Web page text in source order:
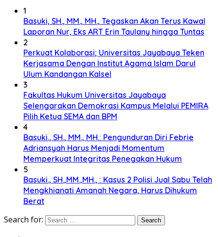
1
Basuki, SH., MM., MH., Tegaskan Akan Terus Kawal
Laporan Nur, Eks ART Erin Taulany hingga Tuntas
2
Perkuat Kolaborasi; Universitas Jayabaya Teken
Kerjasama Dengan Institut Agama Islam Darul
Ulum Kandangan Kalsel
3
Fakultas Hukum Universitas Jayabaya
Selengarakan Demokrasi Kampus Melalui PEMIRA
Pilih Ketua SEMA dan BPM
4
Basuki., SH., MM., MH.: Pengunduran Diri Febrie
Adriansyah Harus Menjadi Momentum
Memperkuat Integritas Penegakan Hukum
5
Basuki., SH.,MM.,MH., : Kasus 2 Polisi Jual Sabu Telah
Mengkhianati Amanah Negara, Harus Dihukum
Berat
Search for: